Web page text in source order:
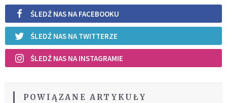
ŚLEDŹ NAS NA FACEBOOKU
ŚLEDŹ NAS NA TWITTERZE
ŚLEDŹ NAS NA INSTAGRAMIE
POWIĄZANE ARTYKUŁY